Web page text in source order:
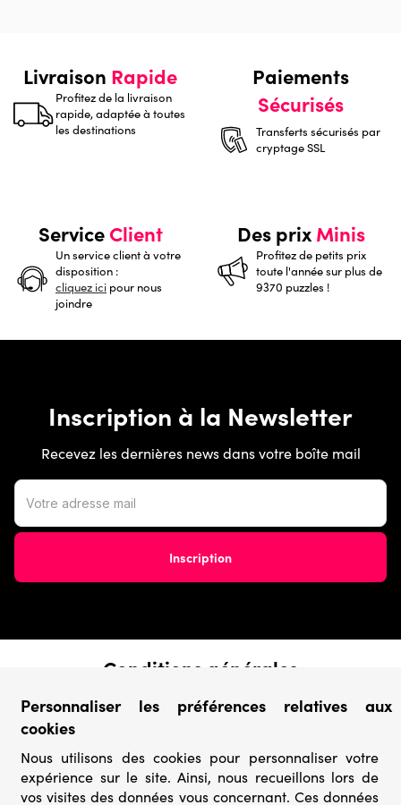
Livraison Rapide
Profitez de la livraison
rapide, adaptée à toutes
les destinations
Paiements
Sécurisés
Transferts sécurisés par
cryptage SSL
ServiceClient
Un service client à votre
disposition :
cliquez ici pour nous
joindre
Des prixMinis
Profitez de petits prix
toute l'année sur plus de
9370 puzzles !
Inscription à la Newsletter
Recevez les dernières news dans votre boîte mail
Conditions générales
› Conditions de vente
› Conditions d’utilisation
› Confidentialité & Protection des Données
› Informations légales
Catégories
Personnaliser les préférences relatives aux
cookies
Nous utilisons des cookies pour personnaliser votre
expérience sur le site. Ainsi, nous recueillons lors de
vos visites des données vous concernant. Ces données